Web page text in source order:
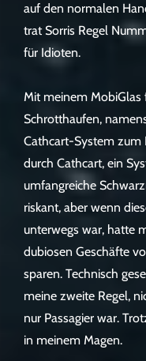
auf den normalen
trat Sorris Regel
für Idioten.
Mit meinem MobiGlas
Schrotthaufen,
Cathcart-System zum
durch Cathcart, ein
umfangreiche
riskant, aber wenn
unterwegs war, hatte
dubiosen Geschäfte
sparen. Technisch
meine zweite Regel,
nur Passagier war.
in meinem Magen.